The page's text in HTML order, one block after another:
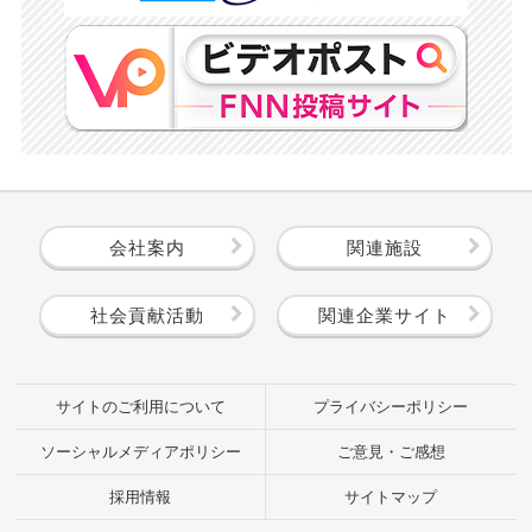
会社案内 関連施設
社会貢献活動 関連企業サイト
サイトのご利用について プライバシーポリシー
ソーシャルメディアポリシー ご意見・ご感想
採用情報 サイトマップ